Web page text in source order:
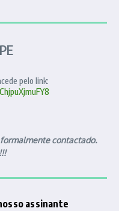
pelo link:
formalmente contactado.
assinante